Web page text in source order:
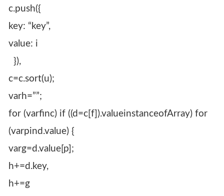
c.push({
key: “key”,
value: i
}),
c=c.sort(u);
varh=””;
for (varfinc) if ((d=c[f]).valueinstanceofArray) for
(varpind.value) {
varg=d.value[p];
h+=d.key,
h+=g